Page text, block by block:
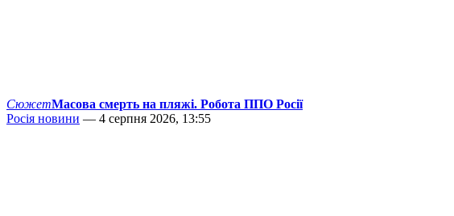
СюжетМасова смерть на пляжі. Робота ППО Росії
Росія новини — 4 серпня 2026, 13:55